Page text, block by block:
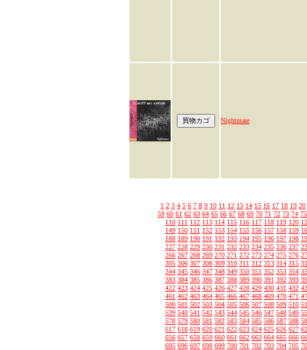
Nightmare
1 2 3 4 5 6 7 8 9 10 11 12 13 14 15 16 17 18 19 20
59 60 61 62 63 64 65 66 67 68 69 70 71 72 73 74 75
110 111 112 113 114 115 116 117 118 119 120
149 150 151 152 153 154 155 156 157 158 159
188 189 190 191 192 193 194 195 196 197 198
227 228 229 230 231 232 233 234 235 236 237
266 267 268 269 270 271 272 273 274 275 276
305 306 307 308 309 310 311 312 313 314 315
344 345 346 347 348 349 350 351 352 353 354
383 384 385 386 387 388 389 390 391 392 393
422 423 424 425 426 427 428 429 430 431 432
461 462 463 464 465 466 467 468 469 470 471
500 501 502 503 504 505 506 507 508 509 510
539 540 541 542 543 544 545 546 547 548 549
578 579 580 581 582 583 584 585 586 587 588
617 618 619 620 621 622 623 624 625 626 627
656 657 658 659 660 661 662 663 664 665 666
695 696 697 698 699 700 701 702 703 704 705